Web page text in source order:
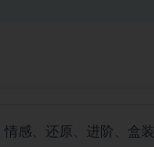
感、还原、进阶、盒装